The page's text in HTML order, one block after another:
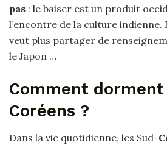
pas : le baiser est un produit
l’encontre de la culture indienne.
veut plus partager de
le Japon …
Comment
Coréens ?
Dans la vie quotidienne, les Sud-